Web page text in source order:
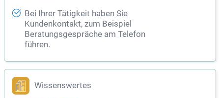
Bei Ihrer Tätigkeit haben Sie
Kundenkontakt, zum Beispiel
Beratungsgespräche am Telefon
führen.
Wissenswertes